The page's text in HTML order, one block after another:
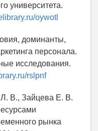
университета.
oywotl
доминанты,
персонала.
исследования.
rslpnf
В., Зайцева Е. В.
рынка